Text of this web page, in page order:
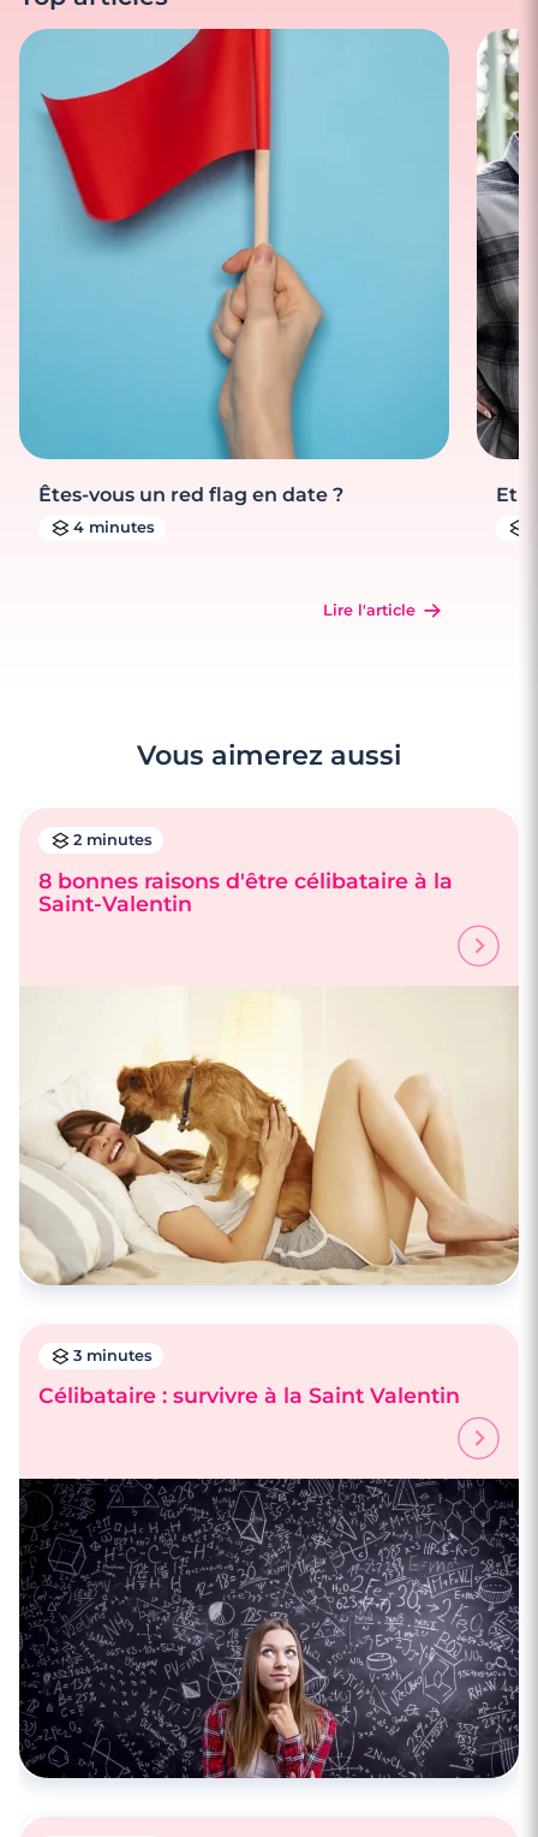
Êtes-vous un red flag en date ?
4 minutes
Lire l'article
Et
Vous aimerez aussi
2 minutes
8 bonnes raisons d'être célibataire à la
Saint-Valentin
3 minutes
Célibataire : survivre à la Saint Valentin